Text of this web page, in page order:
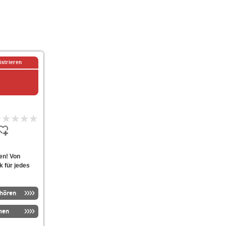
Von
für jedes